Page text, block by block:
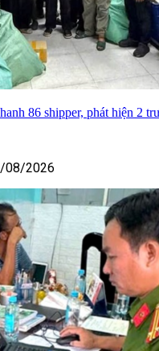
86 shipper, phát hiện 2
08/2026